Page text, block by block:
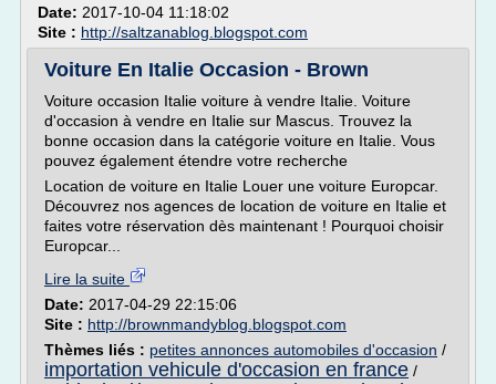
Date: 2017-10-04 11:18:02
Site : http://saltzanablog.blogspot.com
Voiture En Italie Occasion - Brown
Voiture occasion Italie voiture à vendre Italie. Voiture
d'occasion à vendre en Italie sur Mascus. Trouvez la
bonne occasion dans la catégorie voiture en Italie. Vous
pouvez également étendre votre recherche
Location de voiture en Italie Louer une voiture Europcar.
Découvrez nos agences de location de voiture en Italie et
faites votre réservation dès maintenant ! Pourquoi choisir
Europcar...
Lire la suite
Date: 2017-04-29 22:15:06
Site : http://brownmandyblog.blogspot.com
Thèmes liés : petites annonces automobiles d'occasion /
importation vehicule d'occasion en france /